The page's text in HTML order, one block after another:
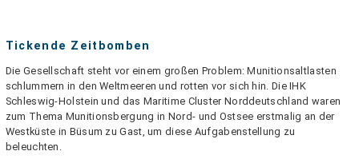
Tickende Zeitbomben
Die Gesellschaft steht vor einem großen Problem: Munitionsaltlasten
schlummern in den Weltmeeren und rotten vor sich hin. Die IHK
Schleswig-Holstein und das Maritime Cluster Norddeutschland waren
zum Thema Munitionsbergung in Nord- und Ostsee erstmalig an der
Westküste in Büsum zu Gast, um diese Aufgabenstellung zu
beleuchten.